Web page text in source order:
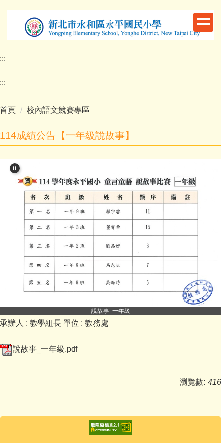
內
區
:::
:::
首頁 校內語文競賽專區
114成績公告【一年級說故事】
說故事_一年級
承辦人 : 教學組長 單位 : 教務處
說故事_一年級.pdf
瀏覽數: 416